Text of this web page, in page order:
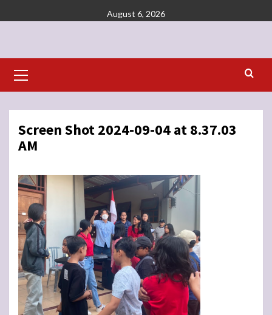
to
August 6, 2026
Menu
Screen Shot 2024-09-04 at 8.37.03
AM